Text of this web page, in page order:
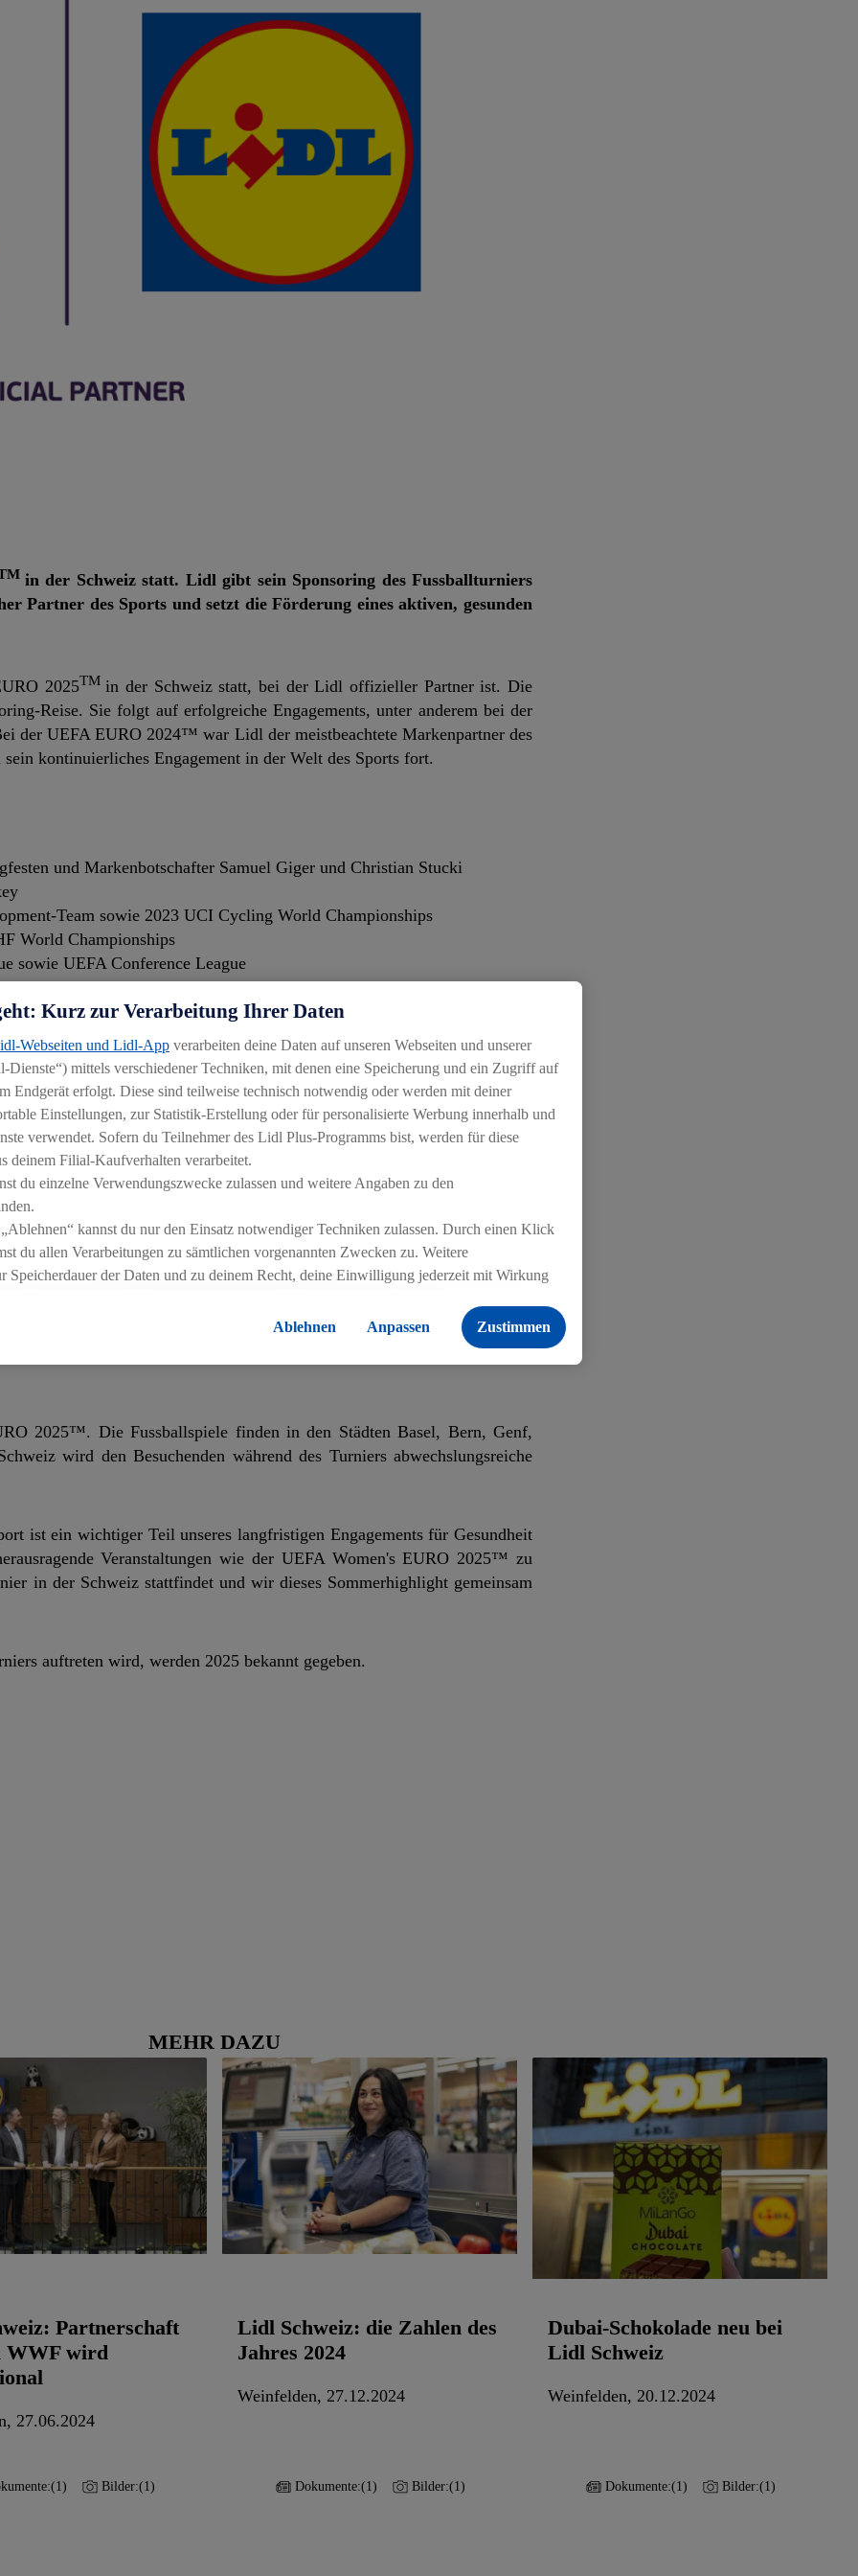
in der Schweiz statt. Lidl gibt sein Sponsoring des Fussballturniers
Partner des Sports und setzt die Förderung eines aktiven, gesunden
2025TM in der Schweiz statt, bei der Lidl offizieller Partner ist. Die
Reise. Sie folgt auf erfolgreiche Engagements, unter anderem bei der
der UEFA EURO 2024™ war Lidl der meistbeachtete Markenpartner des
kontinuierliches Engagement in der Welt des Sports fort.
und Markenbotschafter Samuel Giger und Christian Stucki
Team sowie 2023 UCI Cycling World Championships
World Championships
sowie UEFA Conference League
Faktor eine gute Ernährung für die Gesundheit ist. Lidl
und Gemüse, pflanzenbasierten Eiweiss- und Vollkornprodukten. Ein
Durch die offizielle Partnerschaft mit der UEFA Women’s EURO
einen aktiven Lebensstil zu begeistern und festigt so seine Rolle als ein
mit der UEFA Women’s EURO 2025™ für ein aktives Leben
der führenden Lebensmitteleinzelhändler Europas ist Lidl ein idealer
UEFA-Fussballturniere einem noch breiteren Publikum näherzubringen.
2024 bis in die Saison 2025 auszubauen. Gemeinsam können wir die
alle zu unterstützen».
2025™. Die Fussballspiele finden in den Städten Basel, Bern, Genf,
wird den Besuchenden während des Turniers abwechslungsreiche
ist ein wichtiger Teil unseres langfristigen Engagements für Gesundheit
Veranstaltungen wie der UEFA Women's EURO 2025™ zu
in der Schweiz stattfindet und wir dieses Sommerhighlight gemeinsam
auftreten wird, werden 2025 bekannt gegeben.
MEHR DAZU
Partnerschaft
WWF wird
27.06.2024
(1) Bilder:(1)
Lidl Schweiz: die Zahlen des
Jahres 2024
Weinfelden, 27.12.2024
Dokumente:(1) Bilder:(1)
Dubai-Schokolade neu bei
Lidl Schweiz
Weinfelden, 20.12.2024
Dokumente:(1) Bilder:(1)
Kurz zur Verarbeitung Ihrer Daten
Webseiten und Lidl-App verarbeiten deine Daten auf unseren Webseiten und unserer
Dienste“) mittels verschiedener Techniken, mit denen eine Speicherung und ein Zugriff auf
Endgerät erfolgt. Diese sind teilweise technisch notwendig oder werden mit deiner
Einstellungen, zur Statistik-Erstellung oder für personalisierte Werbung innerhalb und
verwendet. Sofern du Teilnehmer des Lidl Plus-Programms bist, werden für diese
deinem Filial-Kaufverhalten verarbeitet.
du einzelne Verwendungszwecke zulassen und weitere Angaben zu den
kannst du nur den Einsatz notwendiger Techniken zulassen. Durch einen Klick
du allen Verarbeitungen zu sämtlichen vorgenannten Zwecken zu. Weitere
Speicherdauer der Daten und zu deinem Recht, deine Einwilligung jederzeit mit Wirkung
Ablehnen
Anpassen Zustimmen